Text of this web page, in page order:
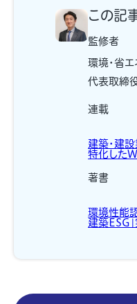
この記
監修者
環境・省
代表取締
連載
建築・建
特化した
著書
環境性能
建築ESG